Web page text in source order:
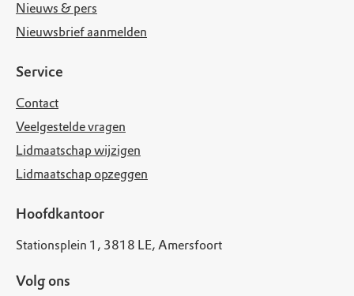
Nieuws & pers
Nieuwsbrief aanmelden
Service
Contact
Veelgestelde vragen
Lidmaatschap wijzigen
Lidmaatschap opzeggen
Hoofdkantoor
Stationsplein 1, 3818 LE, Amersfoort
Volg ons